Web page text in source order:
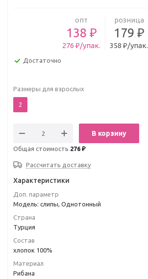
опт
138 ₽
276 ₽/упак.
розница
179 ₽
358 ₽/упак.
Достаточно
Размеры для взрослых
2
В корзину
Общая стоимость 276 ₽
Рассчитать доставку
Характеристики
Доп. параметр
Модель: слипы, Однотонный
Страна
Турция
Состав
хлопок 100%
Материал
Рибана